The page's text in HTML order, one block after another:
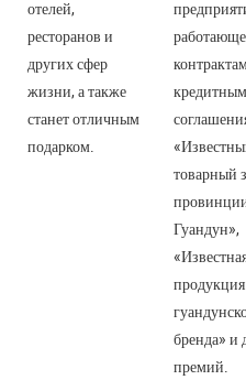
отелей,
ресторанов и
других сфер
жизни, а также
станет отличным
подарком.
кредитным
товарный
Гуандун»,
продукция
бренда» и
премий.